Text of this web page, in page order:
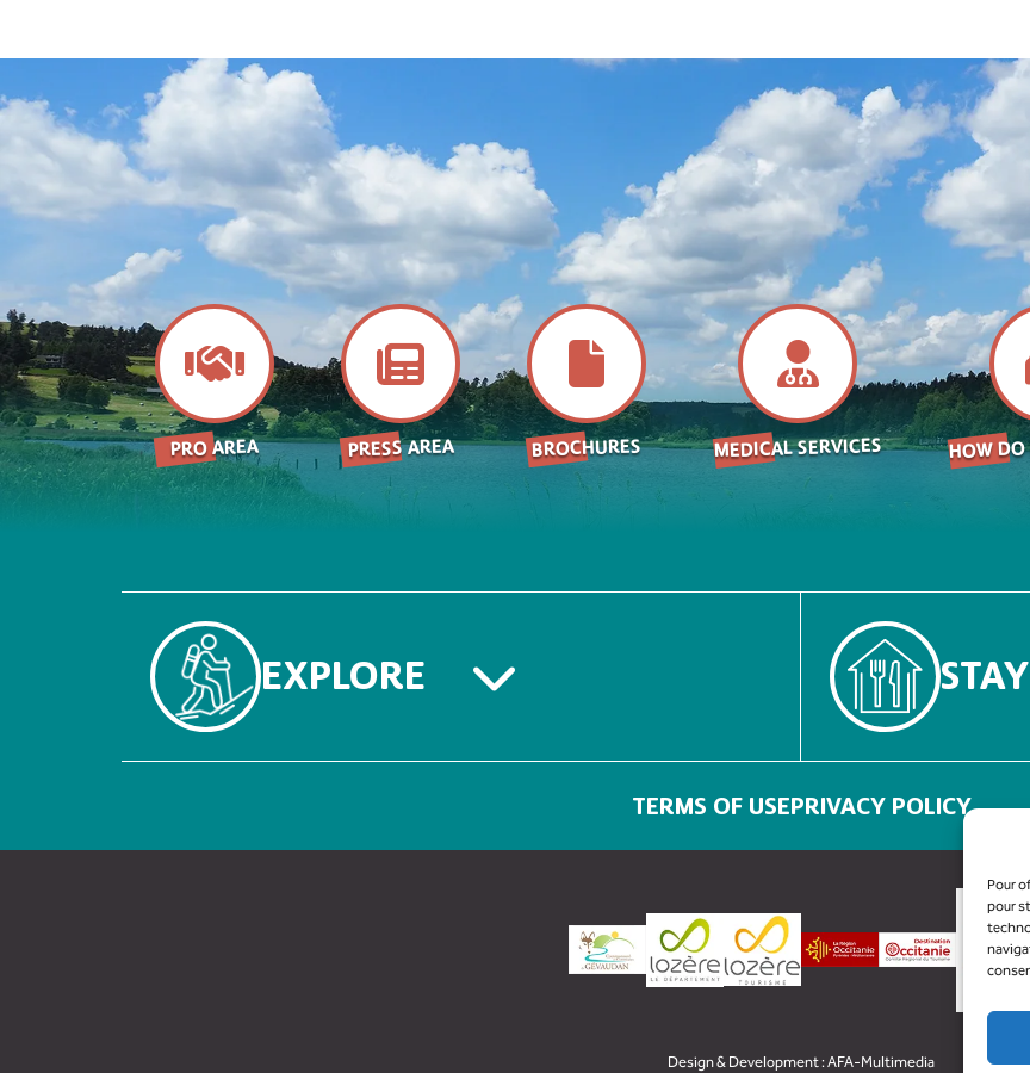
Pour
pour
PRO AREA PRESS AREA BROCHURES MEDICAL SERVICES HOW DO
EXPLORE STAY
TERMS OF USEPRIVACY POLICY
Design & Development :AFA-Multimedia